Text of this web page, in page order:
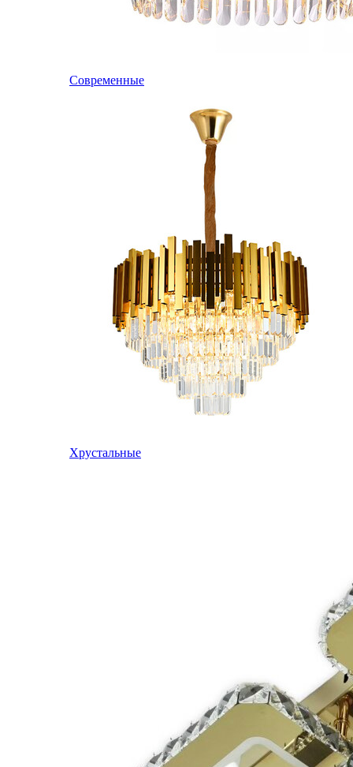
Современные
Хрустальные